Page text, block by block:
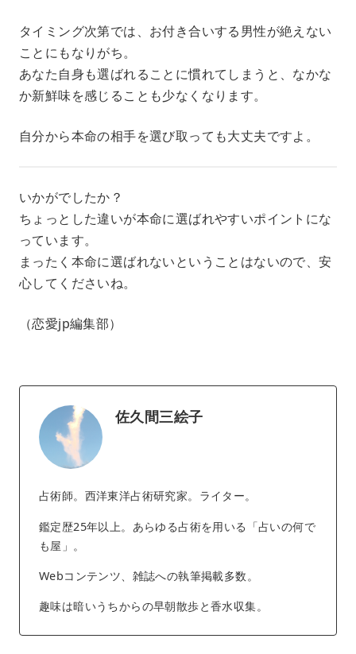
タイミング次第では、お付き合いする男性が絶えない
ことにもなりがち。
あなた自身も選ばれることに慣れてしまうと、なかな
か新鮮味を感じることも少なくなります。
自分から本命の相手を選び取っても大丈夫ですよ。
いかがでしたか？
ちょっとした違いが本命に選ばれやすいポイントにな
っています。
まったく本命に選ばれないということはないので、安
心してくださいね。
（恋愛jp編集部）
佐久間三絵子
占術師。西洋東洋占術研究家。ライター。
鑑定歴25年以上。あらゆる占術を用いる「占いの何で
も屋」。
Webコンテンツ、雑誌への執筆掲載多数。
趣味は暗いうちからの早朝散歩と香水収集。